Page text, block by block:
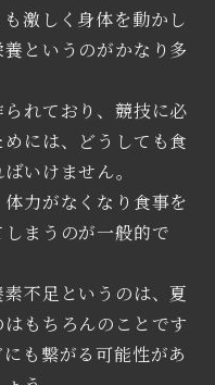
激しく身体を動かし
というのがかなり多
れており、競技に必
には、どうしても食
いけません。
力がなくなり食事を
まうのが一般的で
不足というのは、夏
もちろんのことです
も繋がる可能性があ